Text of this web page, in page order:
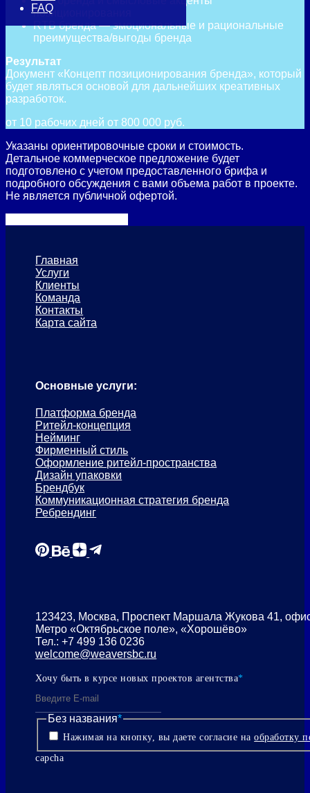
FAQ
позиционирования
RTB бренда — эмоциональные и рациональные
преимущества/выгоды бренда
Результат
Документ «Концепт позиционирования бренда», который
будет являться основой для дальнейших креативных
разработок.
от 10 рабочих дней от 800 000 руб.
Указаны ориентировочные сроки и стоимость.
Детальное коммерческое предложение будет
подготовлено с учетом предоставленного брифа и
подробного обсуждения с вами объема работ в проекте.
Не является публичной офертой.
Главная
Услуги
Клиенты
Команда
Контакты
Карта сайта
Основные услуги:
Платформа бренда
Ритейл-концепция
Нейминг
Фирменный стиль
Оформление ритейл-пространства
Дизайн упаковки
Брендбук
Коммуникационная стратегия бренда
Ребрендинг
123423, Москва, Проспект Маршала Жукова 41,
Метро «Октябрьское поле», «Хорошёво»
Тел.: +7 499 136 0236
welcome@weaversbc.ru
Хочу быть в курсе новых проектов агентства*
Без названия*
Нажимая на кнопку, вы даете согласие наобработку
capcha